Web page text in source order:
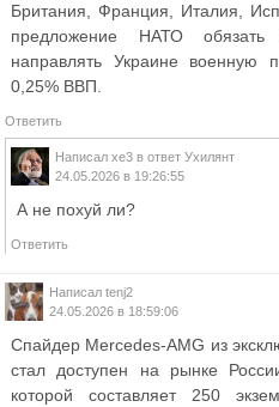
Британия, Франция, Италия,
предложение НАТО
направлять Украине
0,25% ВВП.
Ответить
Написал xe3 в ответ Ухилянт
24.05.2026 в 19:26:55
А не похуй ли?
Ответить
Написал tenj2
24.05.2026 в 18:59:06
Спайдер Mercedes-AMG из
стал доступен на рынке
которой составляет 250